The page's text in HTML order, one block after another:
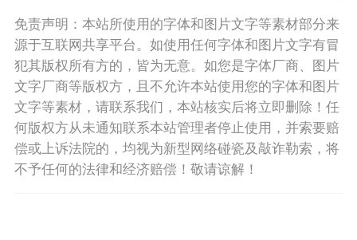
免责声明：本站所使用的字体和图片文字等素材部分来
源于互联网共享平台。如使用任何字体和图片文字有冒
犯其版权所有方的，皆为无意。如您是字体厂商、图片
文字厂商等版权方，且不允许本站使用您的字体和图片
文字等素材，请联系我们，本站核实后将立即删除！任
何版权方从未通知联系本站管理者停止使用，并索要赔
偿或上诉法院的，均视为新型网络碰瓷及敲诈勒索，将
不予任何的法律和经济赔偿！敬请谅解！